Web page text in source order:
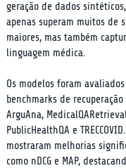
geração de dados
apenas superam muitos de
maiores, mas também
linguagem médica.
Os modelos foram
benchmarks de
ArguAna,
PublicHealthQA e
mostraram melhorias
como nDCG e MAP,